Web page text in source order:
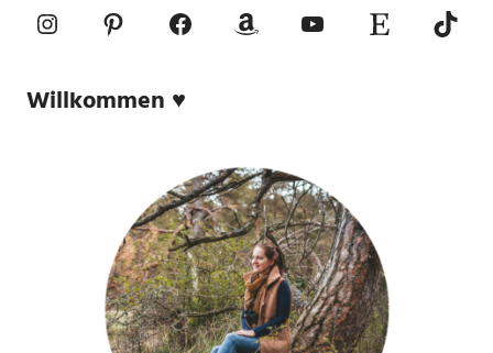
InstagramPinterestFacebookAmazonYouTube
Etsy-Shop
Willkommen ♥